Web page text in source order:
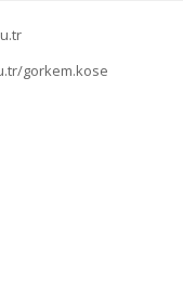
gorkem.kose